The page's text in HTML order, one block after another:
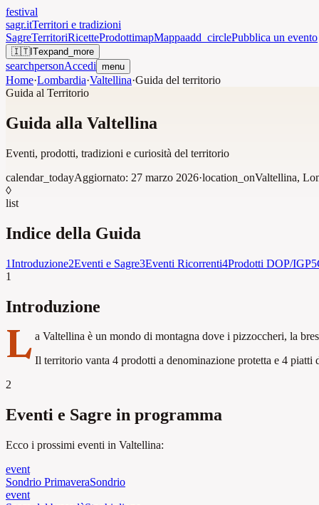
festival
sagr.itTerritori e tradizioni
SagreTerritoriRicetteProdottimapMappaadd_circlePubblica un evento
🇮🇹ITexpand_more
searchpersonAccedi menu
Home·Lombardia·Valtellina·Guida del territorio
Guida al Territorio
Guida alla Valtellina
Eventi, prodotti, tradizioni e curiosità del territorio
calendar_todayAggiornato: 27 marzo 2026·location_onValtellina,
◊
list
Indice della Guida
1Introduzione2Eventi e Sagre3Eventi Ricorrenti4Prodotti DOP/IGP5
1
Introduzione
L a Valtellina è un mondo di montagna dove i pizzoccheri, la
Il territorio vanta 4 prodotti a denominazione protetta e 4 piatti
2
Eventi e Sagre in programma
Ecco i prossimi eventi in Valtellina:
event
Sondrio PrimaveraSondrio
event